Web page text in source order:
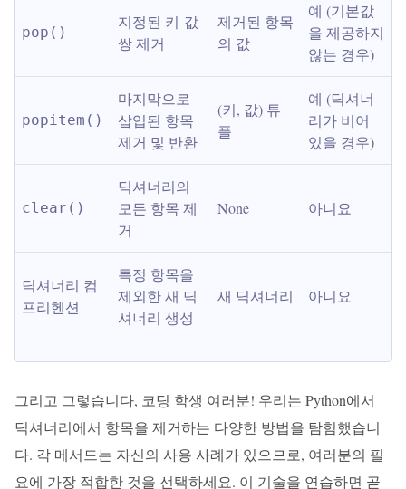
pop()
지정된 키-값
쌍 제거
제거된 항목
의 값
예 (기본값
을 제공하지
않는 경우)
popitem()
마지막으로
삽입된 항목
제거 및 반환
(키, 값) 튜
플
예 (딕셔너
리가 비어
있을 경우)
clear()
딕셔너리의
모든 항목 제
거
None 아니요
딕셔너리 컴
프리헨션
특정 항목을
제외한 새 딕
셔너리 생성
새 딕셔너리 아니요
그리고 그렇습니다, 코딩 학생 여러분! 우리는 Python에서
딕셔너리에서 항목을 제거하는 다양한 방법을 탐험했습니
다. 각 메서드는 자신의 사용 사례가 있으므로, 여러분의 필
요에 가장 적합한 것을 선택하세요. 이 기술을 연습하면 곧